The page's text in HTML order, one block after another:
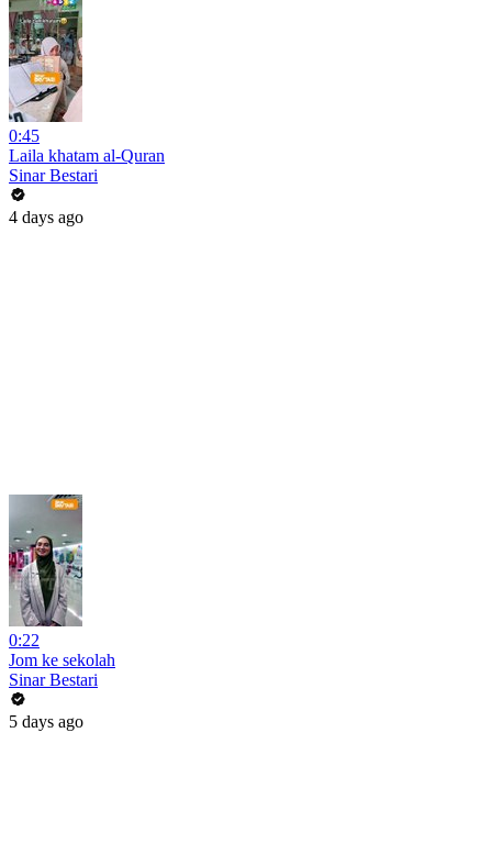
0:45
Laila khatam al-Quran
Sinar Bestari
4 days ago
0:22
Jom ke sekolah
Sinar Bestari
5 days ago